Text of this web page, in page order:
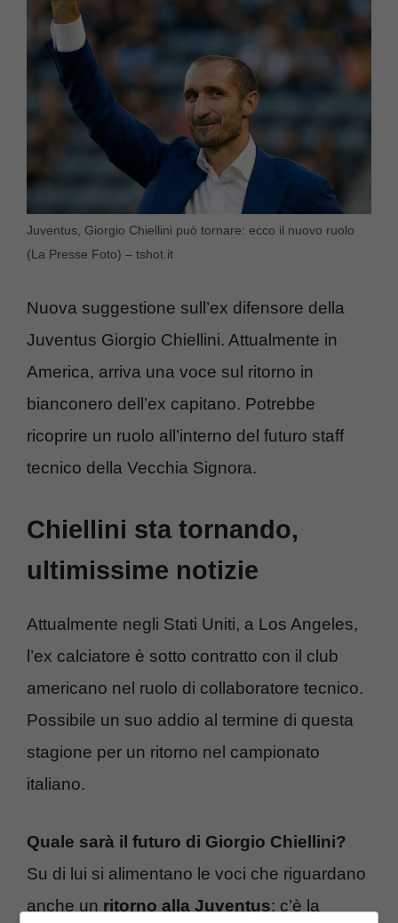
Juventus, Giorgio Chiellini può tornare: ecco il nuovo ruolo
(La Presse Foto) – tshot.it
Nuova suggestione sull’ex difensore della
Juventus Giorgio Chiellini. Attualmente in
America, arriva una voce sul ritorno in
bianconero dell’ex capitano. Potrebbe
ricoprire un ruolo all’interno del futuro staff
tecnico della Vecchia Signora.
Chiellini sta tornando,
ultimissime notizie
Attualmente negli Stati Uniti, a Los Angeles,
l’ex calciatore è sotto contratto con il club
americano nel ruolo di collaboratore tecnico.
Possibile un suo addio al termine di questa
stagione per un ritorno nel campionato
italiano.
Quale sarà il futuro di Giorgio Chiellini?
Su di lui si alimentano le voci che riguardano
anche un ritorno alla Juventus: c’è la